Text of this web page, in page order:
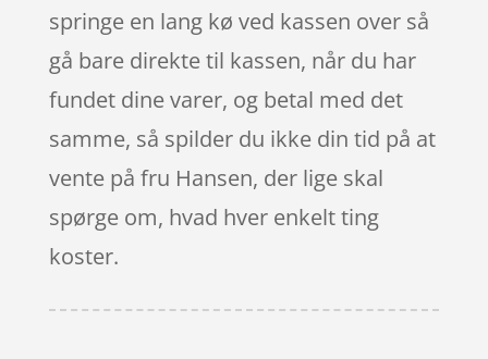
springe en lang kø ved kassen over så
gå bare direkte til kassen, når du har
fundet dine varer, og betal med det
samme, så spilder du ikke din tid på at
vente på fru Hansen, der lige skal
spørge om, hvad hver enkelt ting
koster.